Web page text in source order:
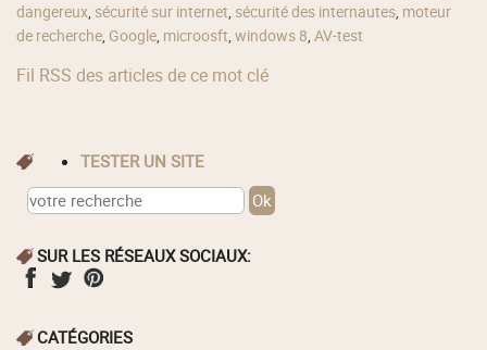
dangereux sécurité sur internet sécurité des internautes moteur
de recherche Google microosft ,windows 8 ,AV-test
Fil RSS des articles de ce mot clé
TESTER UN SITE
SUR LES RÉSEAUX SOCIAUX:
CATÉGORIES